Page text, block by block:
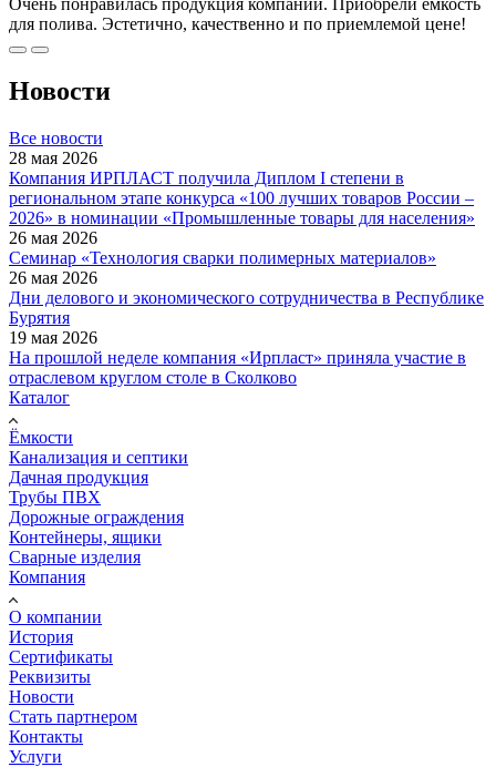
для полива. Эстетично, качественно и по приемлемой цене!
Новости
Все новости
28 мая 2026
Компания ИРПЛАСТ получила Диплом I степени в
региональном этапе конкурса «100 лучших товаров России –
2026» в номинации «Промышленные товары для населения»
26 мая 2026
Семинар «Технология сварки полимерных материалов»
26 мая 2026
Дни делового и экономического сотрудничества в Республике
Бурятия
19 мая 2026
На прошлой неделе компания «Ирпласт» приняла участие в
отраслевом круглом столе в Сколково
Каталог
Ёмкости
Канализация и септики
Дачная продукция
Трубы ПВХ
Дорожные ограждения
Контейнеры, ящики
Сварные изделия
Компания
О компании
История
Сертификаты
Реквизиты
Новости
Стать партнером
Контакты
Услуги